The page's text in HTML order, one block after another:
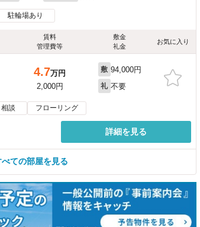
駐輪場あり
賃料
管理費等
敷金
礼金
お気に入り
4.7万円
2,000円
敷 94,000円
礼 不要
談 フローリング
詳細を見る
ての部屋を見る